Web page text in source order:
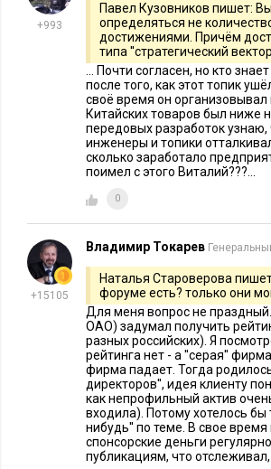
С.Е.: В средних по размеру
суммы 200-500 тыс. рублей в год на
госкомпании – отдельная история. В
фиксированная часть и плюс к
результатам.
Executive.ru:Как собственник может
позицию независимого директора,
Чему он должен верить –
С.Е.: Всем этим факторам по
безоговорочно. Если человек смог
или получил степень МВА илиDBA в
Западе есть добровольная
сертификаты не имеют обязательной
дополнительное преимущество. В
есть краткосрочные программы по
программа, организованная на базе
директоров. Членство в
весомы рекомендации, результаты и
+993
Павел Кузовников пишет:
определяться не
достижениями. Причём
типа ''стратегический
... Почти согласен, но кто
после того, как этот топик
своё время он
Китайских товаров был ниже
передовых разработок узнаю,
инженеры и топики
сколько заработало
поимел с этого Виталий???...
0
+15105
Владимир Токарев
Наталья Староверова
форуме есть? только они
Для меня вопрос не
ОАО) задумал получить
разных российских). Я
рейтинга нет - а ''серая''
фирма падает. Тогда
директоров'', идея клиенту
как непрофильный актив
входила). Потому хотелось бы
нибудь'' по теме. В свое
спонсорские деньги
публикациям, что